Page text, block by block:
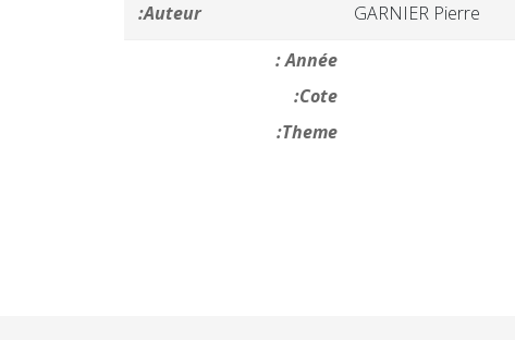
Auteur:
GARNIER Pierre
Année :
Cote:
Theme: